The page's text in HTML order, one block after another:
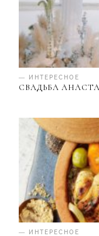
— ИНТЕРЕСНОЕ
СВАДЬБА
— ИНТЕРЕСНОЕ